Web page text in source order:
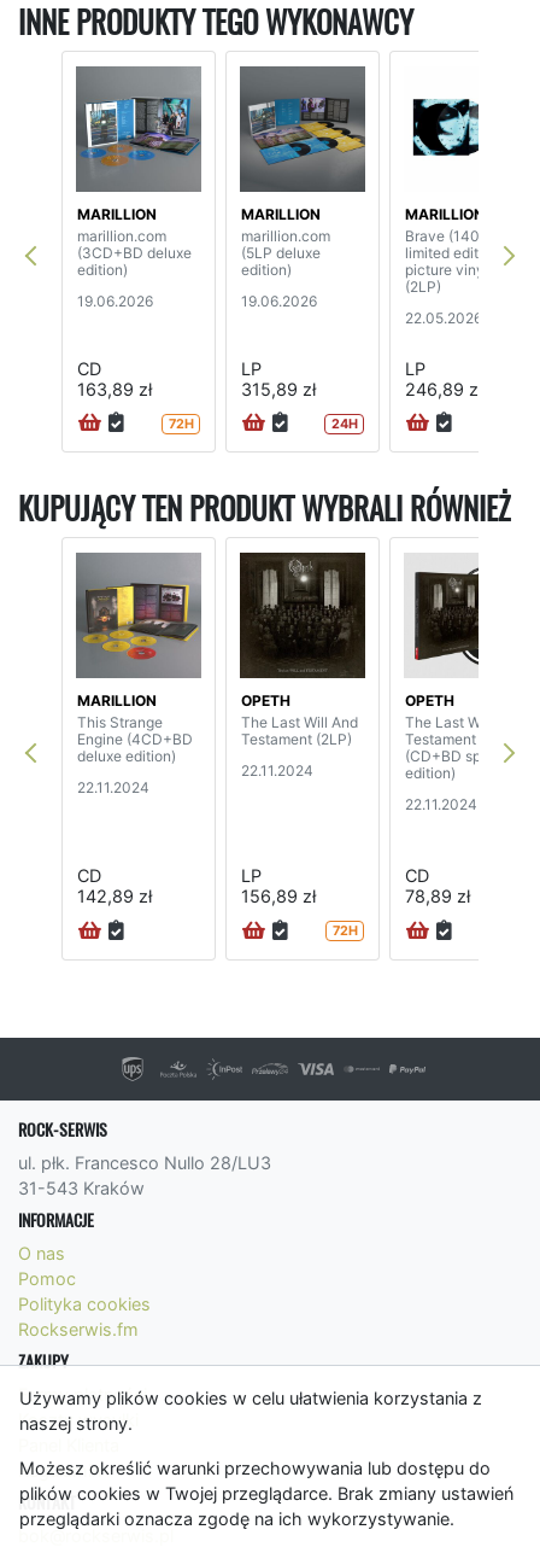
Używamy plików cookies w celu ułatwienia korzystania z
naszej strony.
Możesz określić warunki przechowywania lub dostępu do
plików cookies w Twojej przeglądarce. Brak zmiany ustawień
przeglądarki oznacza zgodę na ich wykorzystywanie.
INNE PRODUKTY TEGO WYKONAWCY
MARILLION
marillion.com
(3CD+BD deluxe
edition)
19.06.2026
CD
163,89 zł
72H
MARILLION
marillion.com
(5LP deluxe
edition)
19.06.2026
LP
315,89 zł
24H
MARILLION
Brave (140 grams,
limited edition
picture vinyl)
(2LP)
22.05.2026
LP
246,89 zł
KUPUJĄCY TEN PRODUKT WYBRALI RÓWNIEŻ
MARILLION
This Strange
Engine (4CD+BD
deluxe edition)
22.11.2024
CD
142,89 zł
OPETH
The Last Will And
Testament (2LP)
22.11.2024
LP
156,89 zł
72H
OPETH
The Last Will And
Testament
(CD+BD special
edition)
22.11.2024
CD
78,89 zł
ROCK-SERWIS
ul. płk. Francesco Nullo 28/LU3
31-543 Kraków
INFORMACJE
O nas
Pomoc
Polityka cookies
Rockserwis.fm
ZAKUPY
Formy płatności
Koszty wysyłki
Regulamin
KONTAKT
bok@rockserwis.pl